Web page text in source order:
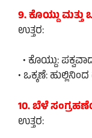
9. ಕೊಯ್ದು ಮತ್ತು
ಉತ್ತರ:
• ಕೊಯ್ದು:
• ಒಕ್ಕಣೆ:
10. ಬೆಳೆ
ಉತ್ತರ: